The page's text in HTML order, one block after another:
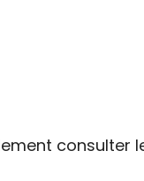
consulter